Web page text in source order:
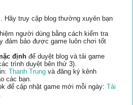
Hãy truy cập blog thường xuyên bạn
người dùng bằng cách kiểm tra
đảm bảo được game luôn chơi tốt
định để duyệt blog và tải game
trình duyệt bên thứ 3).
Thanh Trung và đăng ký kênh
các bạn.
để cập nhật game mới mỗi ngày: Tải
.